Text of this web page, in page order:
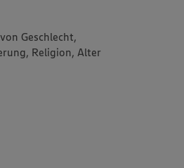
Geschlecht,
Religion, Alter